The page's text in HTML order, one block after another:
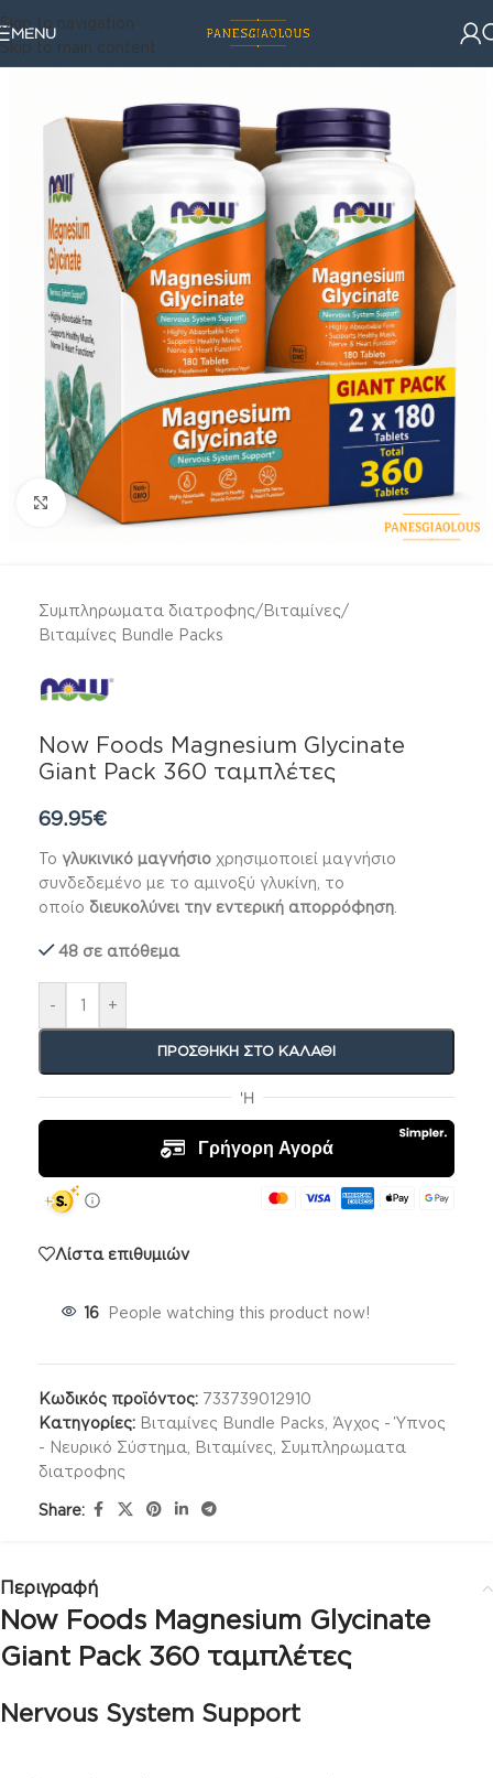
Skip to navigation
Skip to main content
MENU
Click to enlarge
Συμπληρωματα διατροφης/Βιταμίνες/
Βιταμίνες Bundle Packs
Now Foods Magnesium Glycinate
Giant Pack 360 ταμπλέτες
69.95€
Το γλυκινικό μαγνήσιο χρησιμοποιεί μαγνήσιο
συνδεδεμένο με το αμινοξύ γλυκίνη, το
οποίο διευκολύνει την εντερική απορρόφηση
48 σε απόθεμα
- +
ΠΡΟΣΘΉΚΗ ΣΤΟ ΚΑΛΆΘΙ
Λίστα επιθυμιών
16 People watching this product now!
Κωδικός προϊόντος: 733739012910
Κατηγορίες: Βιταμίνες Bundle Packs Άγχος - Ύπνος
- Νευρικό Σύστημα
Βιταμίνες Συμπληρωματα
διατροφης
Share:
Περιγραφή
Now Foods Magnesium Glycinate
Giant Pack 360 ταμπλέτες
Nervous System Support